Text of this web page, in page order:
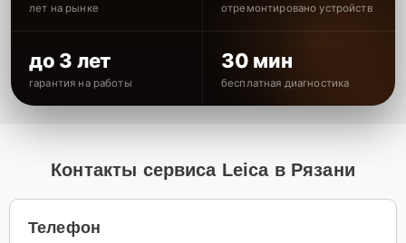
лет на рынке отремонтировано устройств
до 3 лет
гарантия на работы
30 мин
бесплатная диагностика
Контакты сервиса Leica в Рязани
Телефон